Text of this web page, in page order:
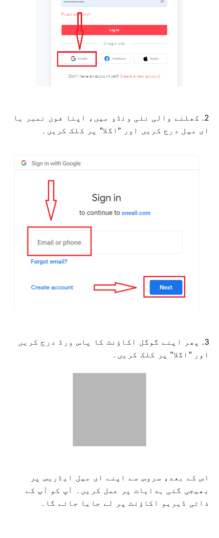
2. کھلنے والی نئی ونڈو میں، اپنا فون نمبر یا
ای میل درج کریں اور "اگلا" پر کلک کریں۔
3. پھر اپنے گوگل اکاؤنٹ کا پاس ورڈ درج کریں
اور "اگلا" پر کلک کریں۔
اس کے بعد، سروس سے اپنے ای میل ایڈریس پر
بھیجی گئی ہدایات پر عمل کریں۔ آپ کو آپ کے
ذاتی ڈیریو اکاؤنٹ پر لے جایا جائے گا۔